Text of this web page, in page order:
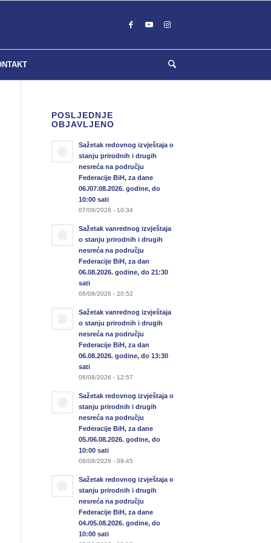
POSLJEDNJE
OBJAVLJENO
Sažetak redovnog izvještaja o
stanju prirodnih i drugih
nesreća na području
Federacije BiH, za dane
06./07.08.2026. godine, do
10:00 sati
07/08/2026 - 10:34
Sažetak vanrednog izvještaja
o stanju prirodnih i drugih
nesreća na području
Federacije BiH, za dan
06.08.2026. godine, do 21:30
sati
06/08/2026 - 20:52
Sažetak vanrednog izvještaja
o stanju prirodnih i drugih
nesreća na području
Federacije BiH, za dan
06.08.2026. godine, do 13:30
sati
06/08/2026 - 12:57
Sažetak redovnog izvještaja o
stanju prirodnih i drugih
nesreća na području
Federacije BiH, za dane
05./06.08.2026. godine, do
10:00 sati
06/08/2026 - 09:45
Sažetak redovnog izvještaja o
stanju prirodnih i drugih
nesreća na području
Federacije BiH, za dane
04./05.08.2026. godine, do
10:00 sati